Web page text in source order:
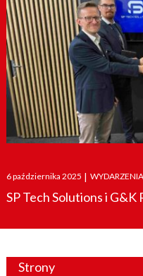
Posted
on
6 października 2025 | WYDARZENIA
SP Tech Solutions i
Strony